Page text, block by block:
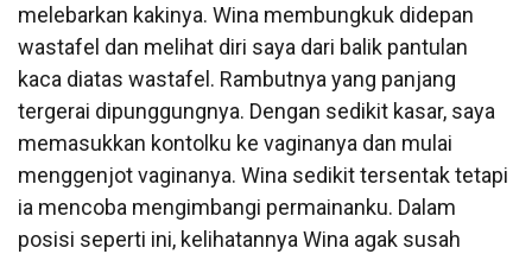
melebarkan kakinya. Wina membungkuk didepan
wastafel dan melihat diri saya dari balik pantulan
kaca diatas wastafel. Rambutnya yang panjang
tergerai dipunggungnya. Dengan sedikit kasar, saya
memasukkan kontolku ke vaginanya dan mulai
menggenjot vaginanya. Wina sedikit tersentak tetapi
ia mencoba mengimbangi permainanku. Dalam
posisi seperti ini, kelihatannya Wina agak susah